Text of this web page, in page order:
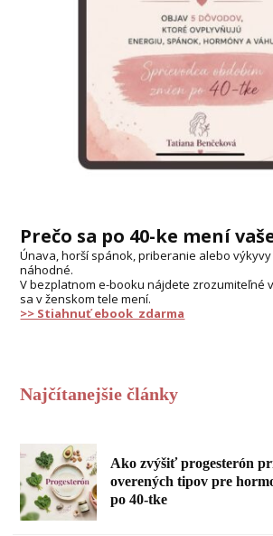
Prečo sa po 40-ke mení
Únava, horší spánok, priberanie alebo
náhodné.
V bezplatnom e-booku nájdete zrozumiteľné
sa v ženskom tele mení.
>> Stiahnuť ebook zdarma
Najčítanejšie články
Ako zvýšiť progesterón
overených tipov pre
po 40-tke